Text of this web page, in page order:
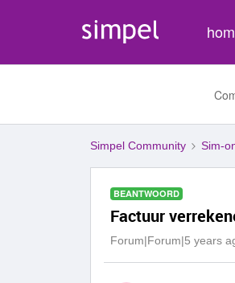
Simpel Community Sim-
BEANTWOORD
Factuur
Forum|Forum|5 years